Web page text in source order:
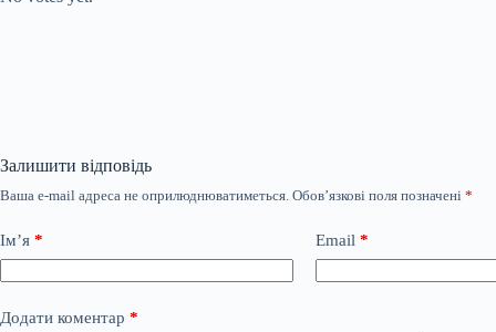
Залишити відповідь
Ваша e-mail адреса не оприлюднюватиметься. Обов’язкові поля позначені *
Ім’я * Email *
Додати коментар *